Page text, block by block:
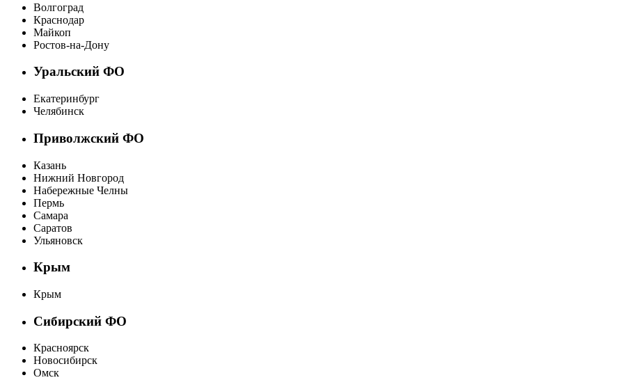
Волгоград
Краснодар
Майкоп
Ростов-на-Дону
Уральский ФО
Екатеринбург
Челябинск
Приволжский ФО
Казань
Нижний Новгород
Набережные Челны
Пермь
Самара
Саратов
Ульяновск
Крым
Крым
Сибирский ФО
Красноярск
Новосибирск
Омск